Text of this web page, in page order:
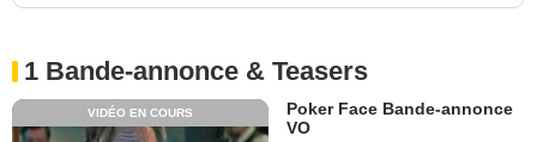
1 Bande-annonce & Teasers
VIDÉO EN COURS
Poker Face Bande-annonce
VO